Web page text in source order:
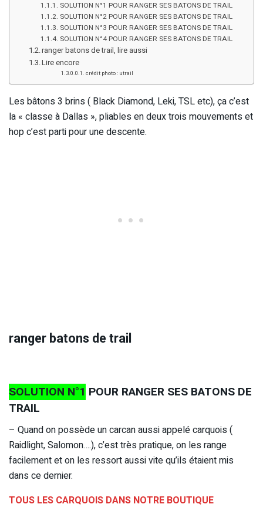
SOLUTION N°1 POUR RANGER SES BATONS DE TRAIL
SOLUTION N°2 POUR RANGER SES BATONS DE TRAIL
SOLUTION N°3 POUR RANGER SES BATONS DE TRAIL
SOLUTION N°4 POUR RANGER SES BATONS DE TRAIL
ranger batons de trail, lire aussi
Lire encore
crédit photo : utrail
Les bâtons 3 brins ( Black Diamond, Leki, TSL etc), ça c’est
la « classe à Dallas », pliables en deux trois mouvements et
hop c’est parti pour une descente.
ranger batons de trail
SOLUTION N°1 POUR RANGER SES BATONS DE
TRAIL
– Quand on possède un carcan aussi appelé carquois (
Raidlight, Salomon….), c’est très pratique, on les range
facilement et on les ressort aussi vite qu’ils étaient mis
dans ce dernier.
TOUS LES CARQUOIS DANS NOTRE BOUTIQUE